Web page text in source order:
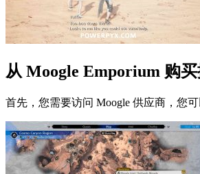
从 Moogle Emporium 购
首先，您需要访问 Moogle 供应商，您